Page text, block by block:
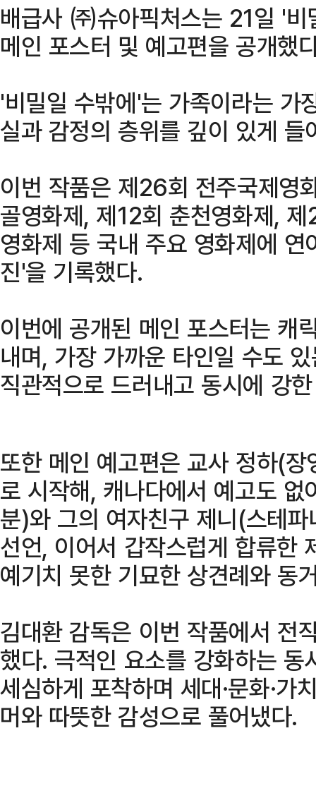
배급사 ㈜슈아픽처스는 21일 '
메인 포스터 및 예고편을 공개했
'비밀일 수밖에'는 가족이라는 가
실과 감정의 층위를 깊이 있게 들
이번 작품은 제26회 전주국제영
골영화제, 제12회 춘천영화제,
영화제 등 국내 주요 영화제에
진'을 기록했다.
이번에 공개된 메인 포스터는 캐
내며, 가장 가까운 타인일 수도
직관적으로 드러내고 동시에 강
또한 메인 예고편은 교사 정하(
로 시작해, 캐나다에서 예고도
분)와 그의 여자친구 제니(스테
선언, 이어서 갑작스럽게 합류한
예기치 못한 기묘한 상견례와 동
김대환 감독은 이번 작품에서 전
했다. 극적인 요소를 강화하는
세심하게 포착하며 세대·문화·가
머와 따뜻한 감성으로 풀어냈다.